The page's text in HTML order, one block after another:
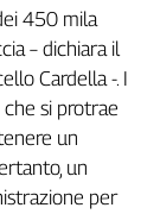
450 mila
– dichiara il
Cardella -. I
si protrae
un
un
per